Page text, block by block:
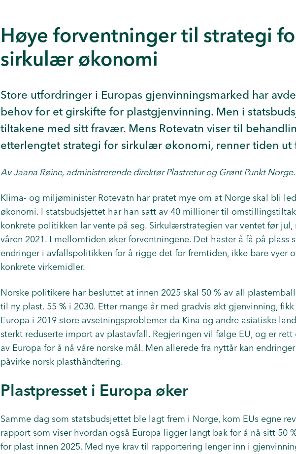
Høye forventninger til strategi
sirkulær økonomi
Store utfordringer i Europas gjenvinningsmarked har
behov for et girskifte for plastgjenvinning. Men i
tiltakene med sitt fravær. Mens Rotevatn viser til
etterlengtet strategi for sirkulær økonomi, renner tiden ut
Av Jaana Røine, administrerende direktør Plastretur og Grønt Punkt Norge.
Klima- og miljøminister Rotevatn har pratet mye om at Norge skal bli
økonomi. I statsbudsjettet har han satt av 40 millioner til
konkrete politikken lar vente på seg. Sirkulærstrategien var ventet før jul,
våren 2021. I mellomtiden øker forventningene. Det haster å få på plass
endringer i avfallspolitikken for å rigge det for fremtiden, ikke bare vyer
konkrete virkemidler.
Norske politikere har besluttet at innen 2025 skal 50 % av all
til ny plast. 55 % i 2030. Etter mange år med gradvis økt gjenvinning,
Europa i 2019 store avsetningsproblemer da Kina og andre asiatiske
sterkt reduserte import av plastavfall. Regjeringen vil følge EU, og er
av Europa for å nå våre norske mål. Men allerede fra nyttår kan
påvirke norsk plasthåndtering.
Plastpresset i Europa øker
Samme dag som statsbudsjettet ble lagt frem i Norge, kom EUs egne
rapport som viser hvordan også Europa ligger langt bak for å nå sitt 50
for plast innen 2025. Med nye krav til rapportering lenger inn i